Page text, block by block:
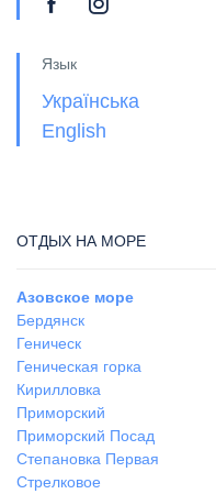
Язык
Українська
English
ОТДЫХ НА МОРЕ
Азовское море
Бердянск
Геническ
Геническая горка
Кирилловка
Приморский
Приморский Посад
Степановка Первая
Стрелковое